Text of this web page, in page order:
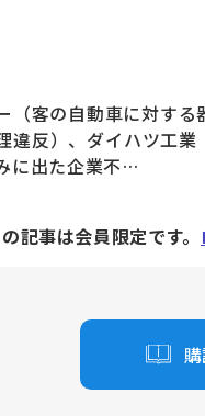
（客の自動車に対す
違反）、ダイハツ工
に出た企業不…
記事は会員限定です。